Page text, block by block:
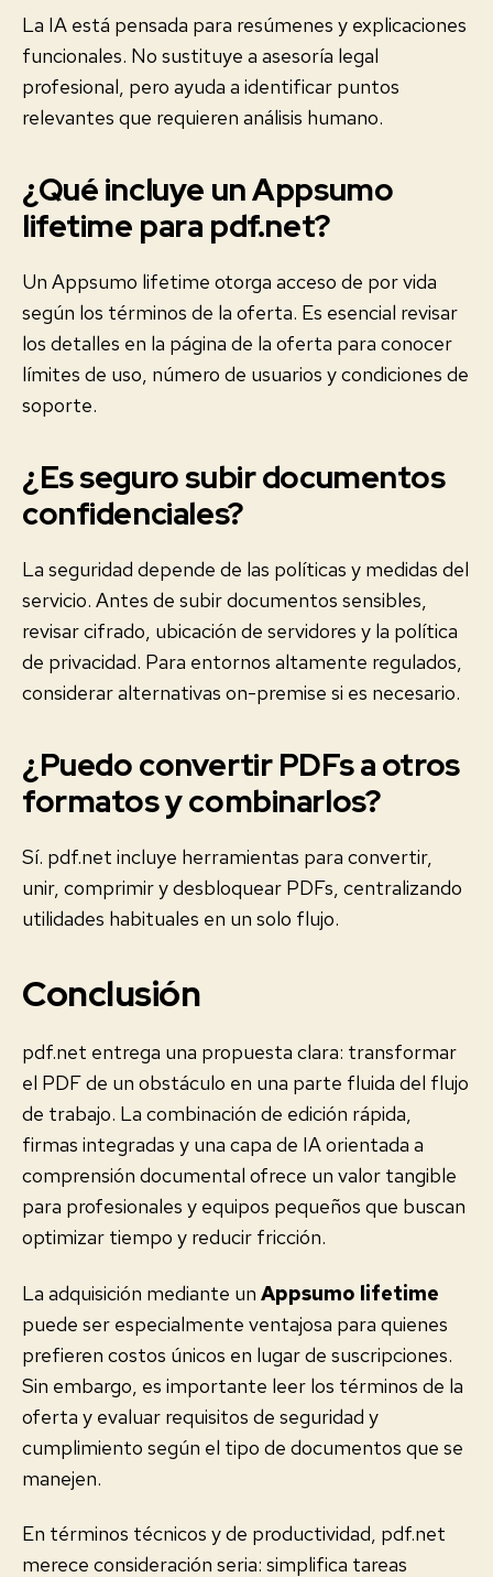
La IA está pensada para resúmenes y explicaciones
funcionales. No sustituye a asesoría legal
profesional, pero ayuda a identificar puntos
relevantes que requieren análisis humano.
¿Qué incluye un Appsumo
lifetime para pdf.net?
Un Appsumo lifetime otorga acceso de por vida
según los términos de la oferta. Es esencial revisar
los detalles en la página de la oferta para conocer
límites de uso, número de usuarios y condiciones de
soporte.
¿Es seguro subir documentos
confidenciales?
La seguridad depende de las políticas y medidas del
servicio. Antes de subir documentos sensibles,
revisar cifrado, ubicación de servidores y la política
de privacidad. Para entornos altamente regulados,
considerar alternativas on-premise si es necesario.
¿Puedo convertir PDFs a otros
formatos y combinarlos?
Sí. pdf.net incluye herramientas para convertir,
unir, comprimir y desbloquear PDFs, centralizando
utilidades habituales en un solo flujo.
Conclusión
pdf.net entrega una propuesta clara: transformar
el PDF de un obstáculo en una parte fluida del flujo
de trabajo. La combinación de edición rápida,
firmas integradas y una capa de IA orientada a
comprensión documental ofrece un valor tangible
para profesionales y equipos pequeños que buscan
optimizar tiempo y reducir fricción.
La adquisición mediante un Appsumo lifetime
puede ser especialmente ventajosa para quienes
prefieren costos únicos en lugar de suscripciones.
Sin embargo, es importante leer los términos de la
oferta y evaluar requisitos de seguridad y
cumplimiento según el tipo de documentos que se
manejen.
En términos técnicos y de productividad, pdf.net
merece consideración seria: simplifica tareas